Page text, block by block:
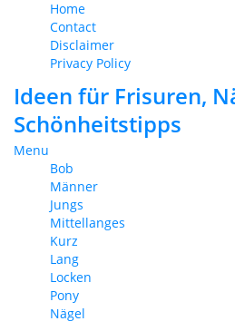
Home
Contact
Disclaimer
Privacy Policy
Ideen für Frisuren,
Schönheitstipps
Menu
Bob
Männer
Jungs
Mittellanges
Kurz
Lang
Locken
Pony
Nägel